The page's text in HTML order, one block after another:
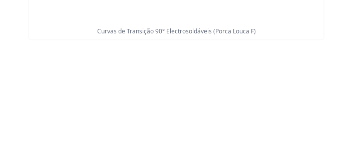
Curvas de Transição 90° Electrosoldáveis (Porca Louca F)